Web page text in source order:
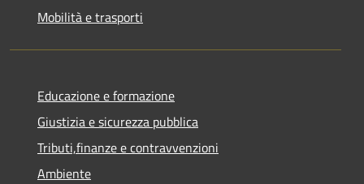
Mobilità e trasporti
Educazione e formazione
Giustizia e sicurezza pubblica
Tributi,finanze e contravvenzioni
Ambiente